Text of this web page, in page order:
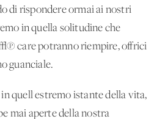
di rispondere ormai ai nostri
in quella solitudine che
care potranno riempire, offrici
guanciale.
quell'estremo istante della vita,
mai aperte della nostra